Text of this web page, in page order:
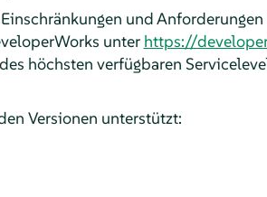
und
unter https://
höchsten verfügbaren
Versionen unterstützt: